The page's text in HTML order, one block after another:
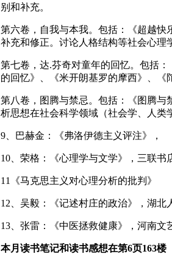
别和补充。
第六卷，自我与本我。包括：《超越快
补充和修正。讨论人格结构等社会心理
第七卷，达.芬奇对童年的回忆。包括：
的回忆》、《米开朗基罗的摩西》、《
第八卷，图腾与禁忌。包括：《图腾与
析思想在社会科学领域（社会学、人类
9、巴赫金：《弗洛伊德主义评注》，
10、荣格：《心理学与文学》，三联书
11 《马克思主义对心理分析的批判》
12 、吴毅：《记述村庄的政治》，湖北
13、张雷：《中医拯救健康》，河南文
本月读书笔记和读书感想在第6页163楼